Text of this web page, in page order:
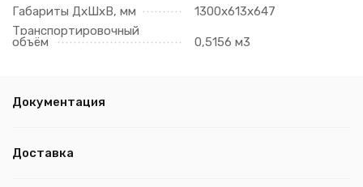
Габариты ДхШхВ, мм
1300х613х647
Транспортировочный
объём 0,5156 м3
Документация
Доставка